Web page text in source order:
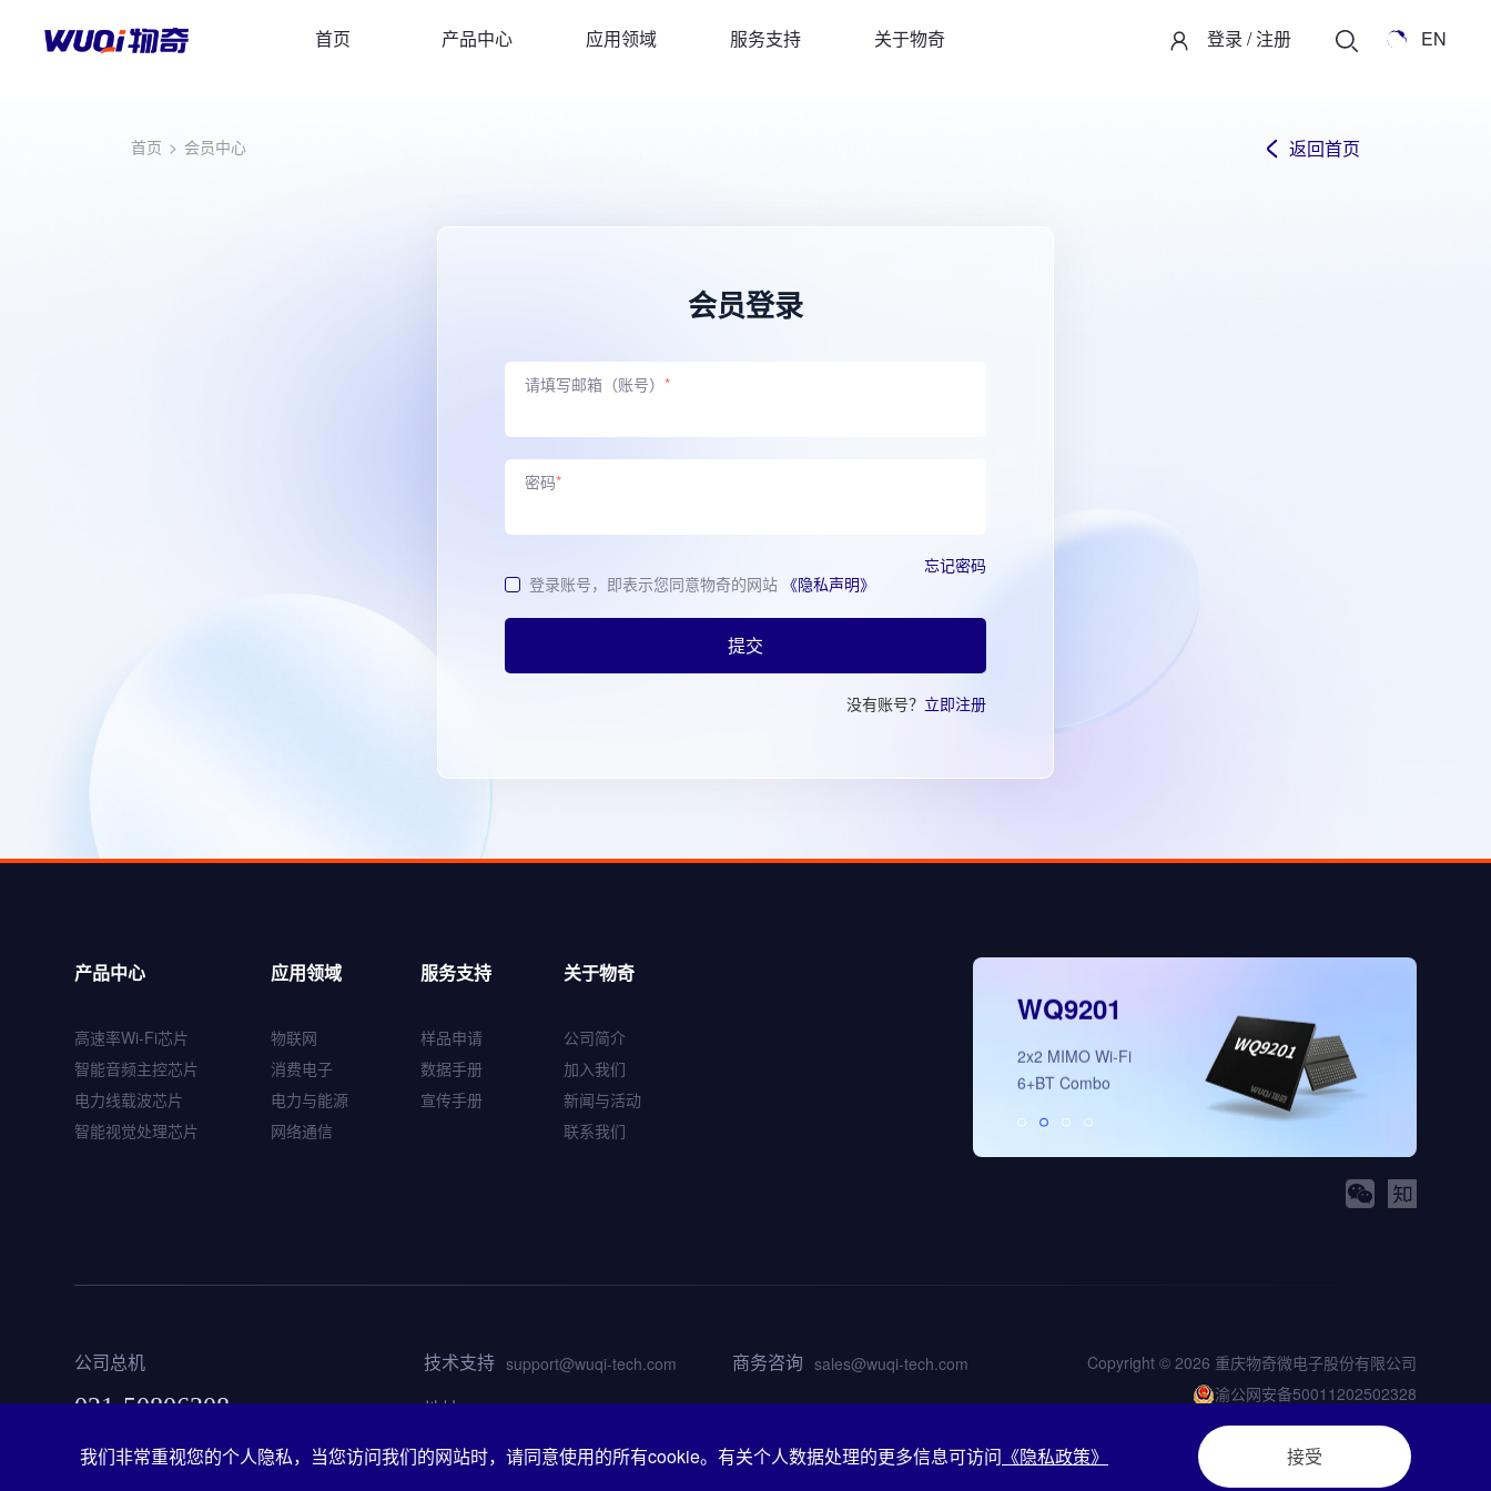
我们非常重视您的个人隐私，当您访问我们的网站时，请同意使用的所有cookie。有关个人数据处理的更多信息可访问 《隐私政策》 接受
首页 产品中心 应用领域 服务支持 关于物奇 登录 / 注册 EN
首页 > 会员中心 返回首页
会员登录
请填写邮箱（账号） *
密码*
忘记密码
登录账号，即表示您同意物奇的网站 《隐私声明》
提交
没有账号？ 立即注册
产品中心
高速率Wi-Fi芯片
智能音频主控芯片
电力线载波芯片
智能视觉处理芯片
应用领域
物联网
消费电子
电力与能源
网络通信
服务支持
样品申请
数据手册
宣传手册
关于物奇
公司简介
加入我们
新闻与活动
联系我们
WQ9201
2x2 MIMO Wi-Fi
6+BT Combo
公司总机
021-50806308
技术支持 support@wuqi-tech.com 商务咨询 sales@wuqi-tech.com
地址 上海市浦东新区张东路1761号4幢4层
Copyright © 2026 重庆物奇微电子股份有限公司
渝公网安备50011202502328
渝ICP备2023001936号-2
站长统计
网站地图